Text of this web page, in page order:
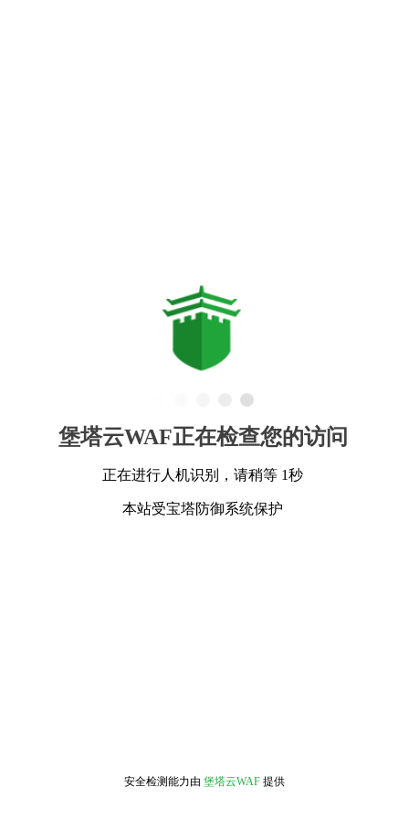
堡塔云WAF正在检查您的访问
正在进行人机识别，请稍等 1秒
本站受宝塔防御系统保护
安全检测能力由 堡塔云WAF 提供